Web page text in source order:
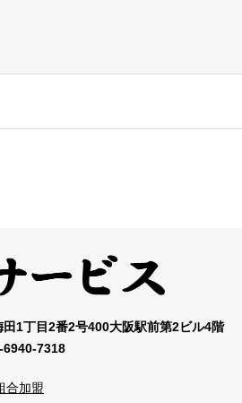
1丁目2番2号400大阪駅前第2ビル4階
6940-7318
合加盟